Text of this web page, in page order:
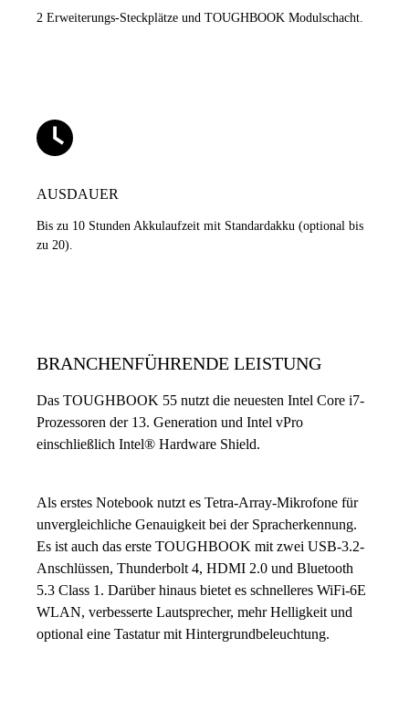
2 Erweiterungs-Steckplätze und TOUGHBOOK Modulschacht.
AUSDAUER
Bis zu 10 Stunden Akkulaufzeit mit Standardakku (optional bis
zu 20).
BRANCHENFÜHRENDE LEISTUNG
Das TOUGHBOOK 55 nutzt die neuesten Intel Core i7-
Prozessoren der 13. Generation und Intel vPro
einschließlich Intel® Hardware Shield.
Als erstes Notebook nutzt es Tetra-Array-Mikrofone für
unvergleichliche Genauigkeit bei der Spracherkennung.
Es ist auch das erste TOUGHBOOK mit zwei USB-3.2-
Anschlüssen, Thunderbolt 4, HDMI 2.0 und Bluetooth
5.3 Class 1. Darüber hinaus bietet es schnelleres WiFi-6E
WLAN, verbesserte Lautsprecher, mehr Helligkeit und
optional eine Tastatur mit Hintergrundbeleuchtung.